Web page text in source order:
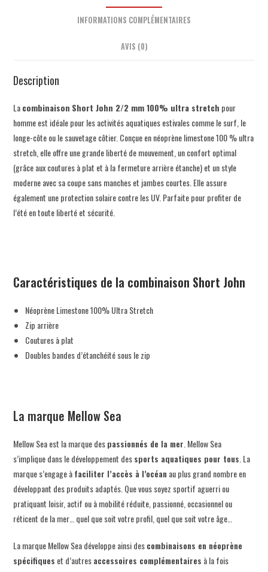
INFORMATIONS COMPLÉMENTAIRES
AVIS (0)
Description
Lacombinaison Short John 2/2 mm 100% ultra stretch pour
homme est idéale pour les activités aquatiques estivales comme le surf, le
longe-côte ou le sauvetage côtier. Conçue en néoprène limestone 100 % ultra
stretch, elle offre une grande liberté de mouvement, un confort optimal
(grâce aux coutures à plat et à la fermeture arrière étanche) et un style
moderne avec sa coupe sans manches et jambes courtes. Elle assure
également une protection solaire contre les UV. Parfaite pour profiter de
l’été en toute liberté et sécurité.
Caractéristiques de la combinaison Short John
Néoprène Limestone 100% Ultra Stretch
Zip arrière
Coutures à plat
Doubles bandes d’étanchéité sous le zip
La marque Mellow Sea
Mellow Sea est la marque despassionnés de la mer . Mellow Sea
s’implique dans le développement dessports aquatiques pour tous . La
marque s’engage àfaciliter l’accès à l’océan au plus grand nombre en
développant des produits adaptés. Que vous soyez sportif aguerri ou
pratiquant loisir, actif ou à mobilité réduite, passionné, occasionnel ou
réticent de la mer… quel que soit votre profil, quel que soit votre âge…
La marque Mellow Sea développe ainsi descombinaisons en néoprène
spécifiques et d’autresaccessoires complémentaires à la fois